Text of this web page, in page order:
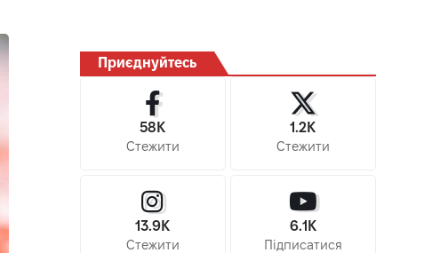
Приєднуйтесь
58K
Стежити
1.2K
Стежити
13.9K
Стежити
6.1K
Підписатися